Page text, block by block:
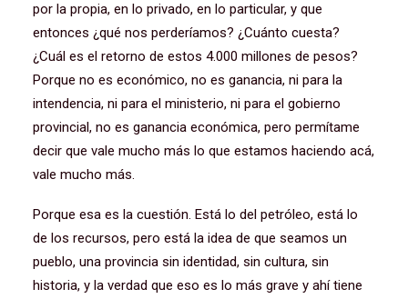
por la propia, en lo privado, en lo particular, y que
entonces ¿qué nos perderíamos? ¿Cuánto cuesta?
¿Cuál es el retorno de estos 4.000 millones de pesos?
Porque no es económico, no es ganancia, ni para la
intendencia, ni para el ministerio, ni para el gobierno
provincial, no es ganancia económica, pero permítame
decir que vale mucho más lo que estamos haciendo acá,
vale mucho más.
Porque esa es la cuestión. Está lo del petróleo, está lo
de los recursos, pero está la idea de que seamos un
pueblo, una provincia sin identidad, sin cultura, sin
historia, y la verdad que eso es lo más grave y ahí tiene